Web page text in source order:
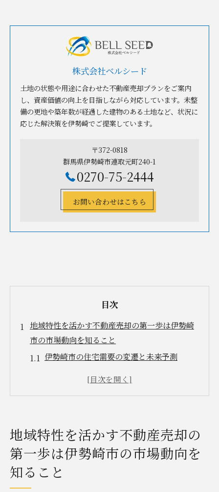
株式会社ベルシード
土地の状態や用途に合わせた不動産売却プランをご案内
し、資産価値の向上を目指しながら対応しています。未整
備の更地や築年数が経過した建物のある土地など、状況に
応じた解決策を伊勢崎でご提案しています。
〒372-0818
群馬県伊勢崎市連取元町240-1
0270-75-2444
お問い合わせはこちら
目次
地域特性を活かす不動産売却の第一歩は伊勢崎
市の市場動向を知ること
伊勢崎市の住宅需要の変遷と未来予測
地元経済が不動産市場に与える影響
伊勢崎市のインフラ整備と不動産価値の関
係
不動産売却を成功に導く適切なタイミングの見
極め方
地域特性を活かす不動産売却の
第一歩は伊勢崎市の市場動向を
知ること